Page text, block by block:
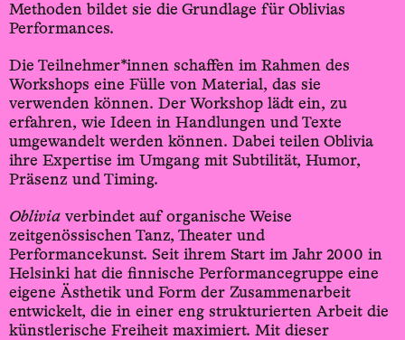
Methoden bildet sie die Grundlage für Oblivias
Performances.
Die Teilnehmer*innen schaffen im Rahmen des
Workshops eine Fülle von Material, das sie
verwenden können. Der Workshop lädt ein, zu
erfahren, wie Ideen in Handlungen und Texte
umgewandelt werden können. Dabei teilen Oblivia
ihre Expertise im Umgang mit Subtilität, Humor,
Präsenz und Timing.
Oblivia verbindet auf organische Weise
zeitgenössischen Tanz, Theater und
Performancekunst. Seit ihrem Start im Jahr 2000 in
Helsinki hat die finnische Performancegruppe eine
eigene Ästhetik und Form der Zusammenarbeit
entwickelt, die in einer eng strukturierten Arbeit die
künstlerische Freiheit maximiert. Mit dieser